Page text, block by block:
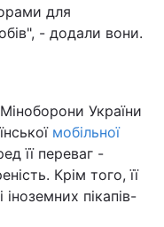
для
- додали вони.
України
мобільної
її переваг -
Крім того, її
пікапів-